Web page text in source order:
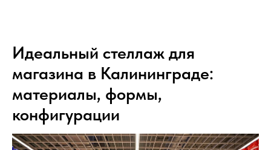
Идеальный стеллаж для
магазина в Калининграде:
материалы, формы,
конфигурации